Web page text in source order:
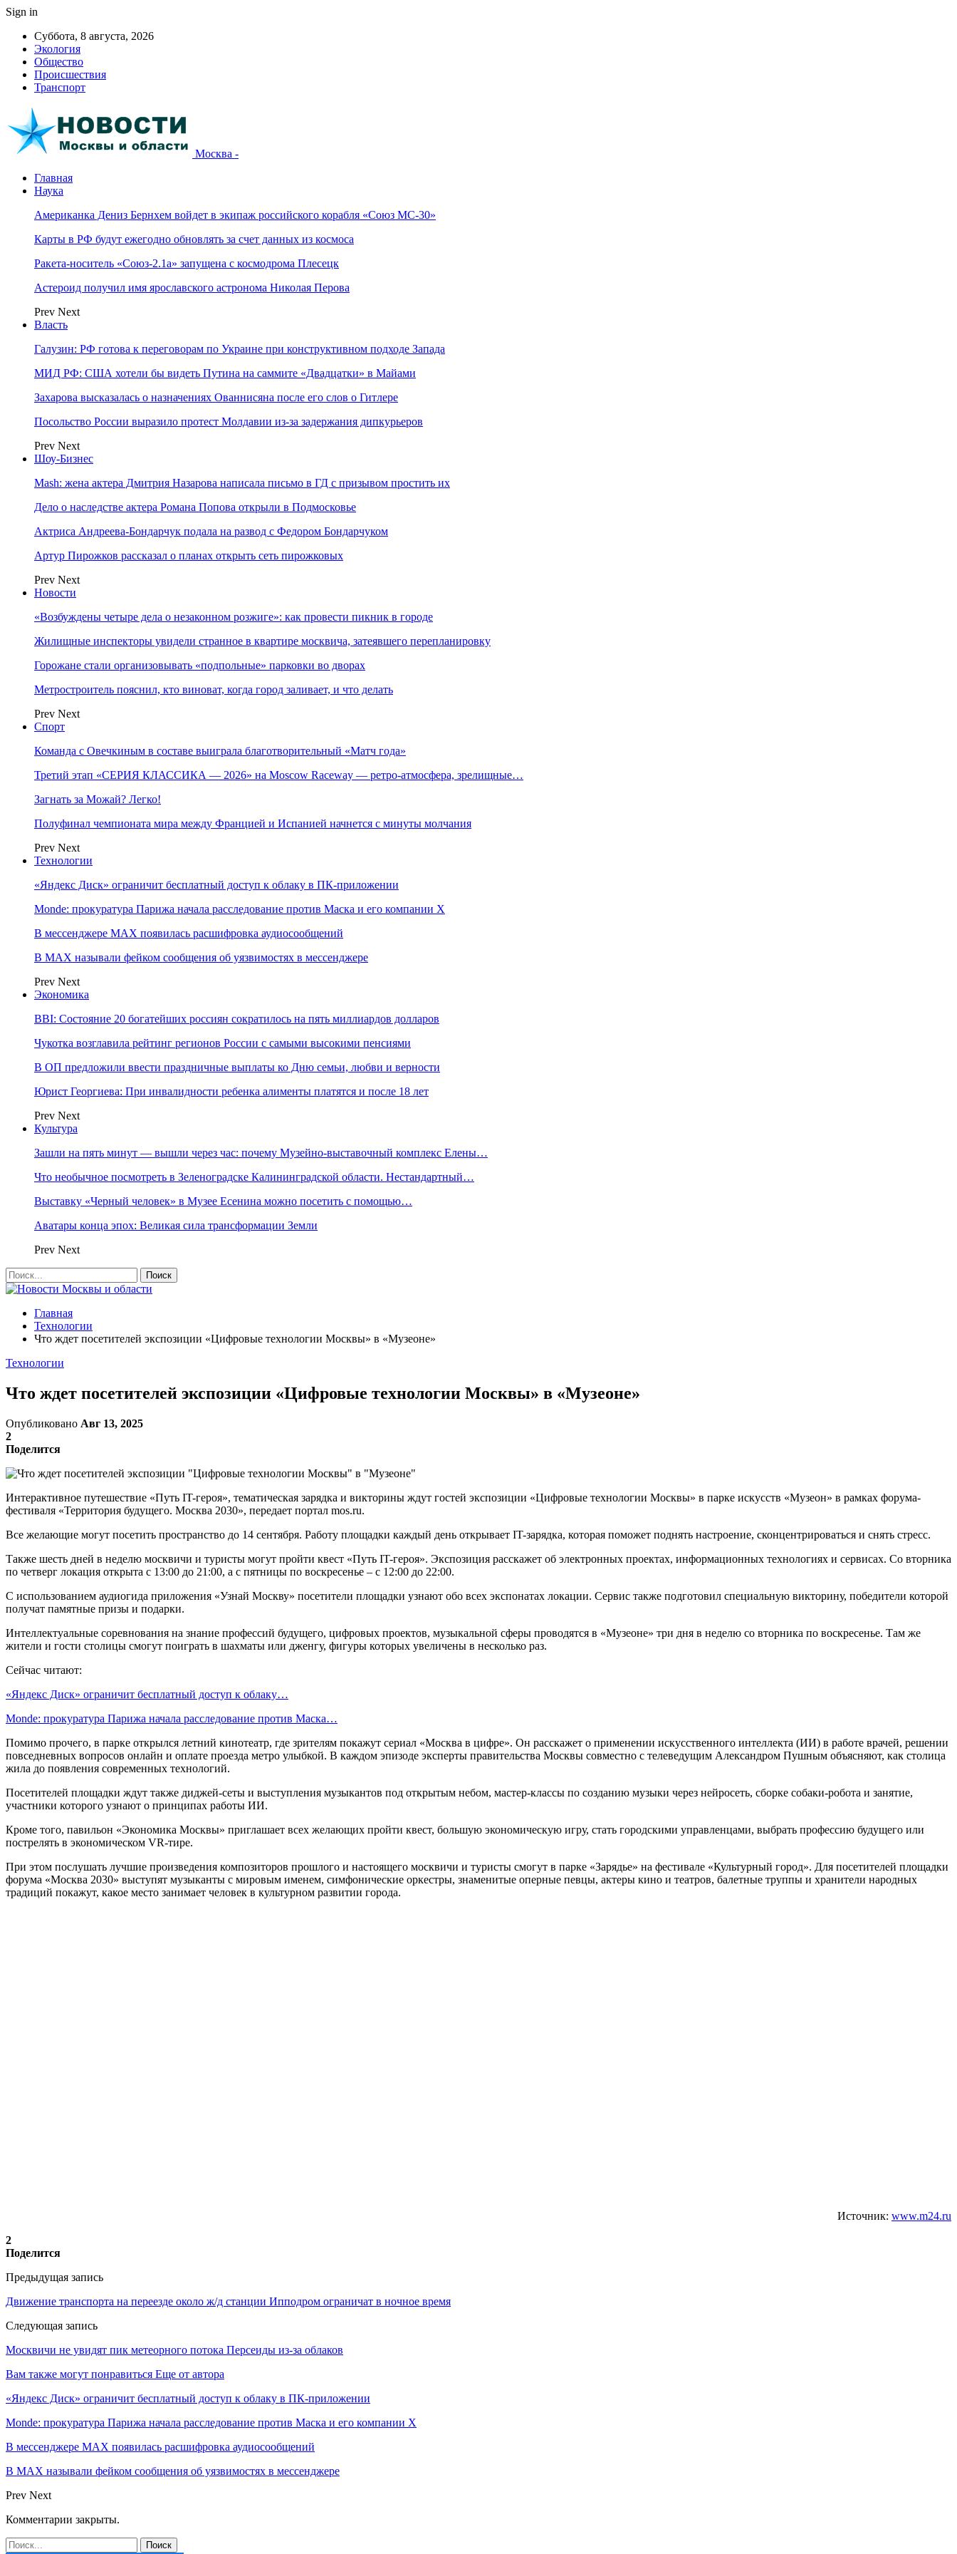
Sign in
Суббота, 8 августа, 2026
Экология
Общество
Происшествия
Транспорт
Москва -
Главная
Наука
Американка Дениз Бернхем войдет в экипаж российского корабля «Союз МС-30»
Карты в РФ будут ежегодно обновлять за счет данных из космоса
Ракета-носитель «Союз-2.1а» запущена с космодрома Плесецк
Астероид получил имя ярославского астронома Николая Перова
Prev Next
Власть
Галузин: РФ готова к переговорам по Украине при конструктивном подходе Запада
МИД РФ: США хотели бы видеть Путина на саммите «Двадцатки» в Майами
Захарова высказалась о назначениях Ованнисяна после его слов о Гитлере
Посольство России выразило протест Молдавии из-за задержания дипкурьеров
Prev Next
Шоу-Бизнес
Mash: жена актера Дмитрия Назарова написала письмо в ГД с призывом простить их
Дело о наследстве актера Романа Попова открыли в Подмосковье
Актриса Андреева-Бондарчук подала на развод с Федором Бондарчуком
Артур Пирожков рассказал о планах открыть сеть пирожковых
Prev Next
Новости
«Возбуждены четыре дела о незаконном розжиге»: как провести пикник в городе
Жилищные инспекторы увидели странное в квартире москвича, затеявшего перепланировку
Горожане стали организовывать «подпольные» парковки во дворах
Метростроитель пояснил, кто виноват, когда город заливает, и что делать
Prev Next
Спорт
Команда с Овечкиным в составе выиграла благотворительный «Матч года»
Третий этап «СЕРИЯ КЛАССИКА — 2026» на Moscow Raceway — ретро‑атмосфера, зрелищные…
Загнать за Можай? Легко!
Полуфинал чемпионата мира между Францией и Испанией начнется с минуты молчания
Prev Next
Технологии
«Яндекс Диск» ограничит бесплатный доступ к облаку в ПК-приложении
Monde: прокуратура Парижа начала расследование против Маска и его компании X
В мессенджере MAX появилась расшифровка аудиосообщений
В МAX называли фейком сообщения об уязвимостях в мессенджере
Prev Next
Экономика
BBI: Состояние 20 богатейших россиян сократилось на пять миллиардов долларов
Чукотка возглавила рейтинг регионов России с самыми высокими пенсиями
В ОП предложили ввести праздничные выплаты ко Дню семьи, любви и верности
Юрист Георгиева: При инвалидности ребенка алименты платятся и после 18 лет
Prev Next
Культура
Зашли на пять минут — вышли через час: почему Музейно-выставочный комплекс Елены…
Что необычное посмотреть в Зеленоградске Калининградской области. Нестандартный…
Выставку «Черный человек» в Музее Есенина можно посетить с помощью…
Аватары конца эпох: Великая сила трансформации Земли
Prev Next
Главная
Технологии
Что ждет посетителей экспозиции «Цифровые технологии Москвы» в «Музеоне»
Технологии
Что ждет посетителей экспозиции «Цифровые технологии Москвы» в «Музеоне»
Опубликовано Авг 13, 2025
2
Поделится
Интерактивное путешествие «Путь IT-героя», тематическая зарядка и викторины ждут гостей экспозиции «Цифровые технологии Москвы» в парке искусств «Музеон» в рамках форума-
фестиваля «Территория будущего. Москва 2030», передает портал mos.ru.
Все желающие могут посетить пространство до 14 сентября. Работу площадки каждый день открывает IT-зарядка, которая поможет поднять настроение, сконцентрироваться и снять стресс.
Также шесть дней в неделю москвичи и туристы могут пройти квест «Путь IT-героя». Экспозиция расскажет об электронных проектах, информационных технологиях и сервисах. Со вторника
по четверг локация открыта с 13:00 до 21:00, а с пятницы по воскресенье – с 12:00 до 22:00.
С использованием аудиогида приложения «Узнай Москву» посетители площадки узнают обо всех экспонатах локации. Сервис также подготовил специальную викторину, победители которой
получат памятные призы и подарки.
Интеллектуальные соревнования на знание профессий будущего, цифровых проектов, музыкальной сферы проводятся в «Музеоне» три дня в неделю со вторника по воскресенье. Там же
жители и гости столицы смогут поиграть в шахматы или дженгу, фигуры которых увеличены в несколько раз.
Сейчас читают:
«Яндекс Диск» ограничит бесплатный доступ к облаку…
Monde: прокуратура Парижа начала расследование против Маска…
Помимо прочего, в парке открылся летний кинотеатр, где зрителям покажут сериал «Москва в цифре». Он расскажет о применении искусственного интеллекта (ИИ) в работе врачей, решении
повседневных вопросов онлайн и оплате проезда метро улыбкой. В каждом эпизоде эксперты правительства Москвы совместно с телеведущим Александром Пушным объясняют, как столица
жила до появления современных технологий.
Посетителей площадки ждут также диджей-сеты и выступления музыкантов под открытым небом, мастер-классы по созданию музыки через нейросеть, сборке собаки-робота и занятие,
участники которого узнают о принципах работы ИИ.
Кроме того, павильон «Экономика Москвы» приглашает всех желающих пройти квест, большую экономическую игру, стать городскими управленцами, выбрать профессию будущего или
пострелять в экономическом VR-тире.
При этом послушать лучшие произведения композиторов прошлого и настоящего москвичи и туристы смогут в парке «Зарядье» на фестивале «Культурный город». Для посетителей площадки
форума «Москва 2030» выступят музыканты с мировым именем, симфонические оркестры, знаменитые оперные певцы, актеры кино и театров, балетные труппы и хранители народных
традиций покажут, какое место занимает человек в культурном развитии города.
Источник: www.m24.ru
2
Поделится
Предыдущая запись
Движение транспорта на переезде около ж/д станции Ипподром ограничат в ночное время
Следующая запись
Москвичи не увидят пик метеорного потока Персеиды из-за облаков
Вам также могут понравиться Еще от автора
«Яндекс Диск» ограничит бесплатный доступ к облаку в ПК-приложении
Monde: прокуратура Парижа начала расследование против Маска и его компании X
В мессенджере MAX появилась расшифровка аудиосообщений
В МAX называли фейком сообщения об уязвимостях в мессенджере
Prev Next
Комментарии закрыты.